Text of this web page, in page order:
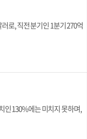
로, 직전 분기인 1분기 270억
인 130%에는 미치지 못하며,